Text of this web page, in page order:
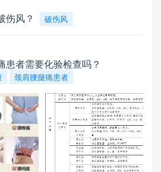
伤风？ 破伤风
患者需要化验检查吗？
颈肩腰腿痛患者